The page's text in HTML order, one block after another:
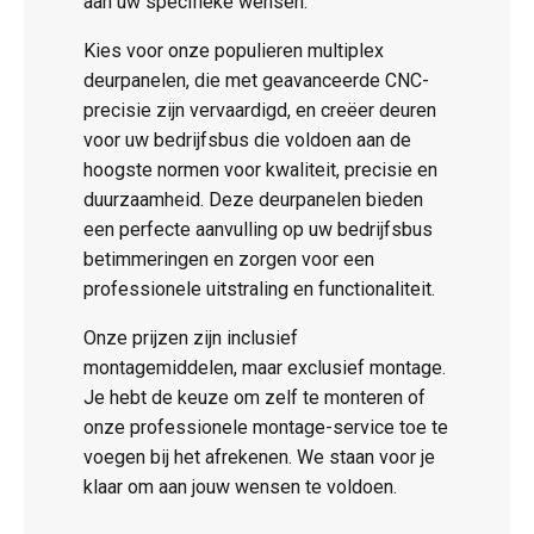
Kies voor onze populieren multiplex
deurpanelen, die met geavanceerde CNC-
precisie zijn vervaardigd, en creëer deuren
voor uw bedrijfsbus die voldoen aan de
hoogste normen voor kwaliteit, precisie en
duurzaamheid. Deze deurpanelen bieden
een perfecte aanvulling op uw bedrijfsbus
betimmeringen en zorgen voor een
professionele uitstraling en functionaliteit.
Onze prijzen zijn inclusief
montagemiddelen, maar exclusief montage.
Je hebt de keuze om zelf te monteren of
onze professionele montage-service toe te
voegen bij het afrekenen. We staan voor je
klaar om aan jouw wensen te voldoen.